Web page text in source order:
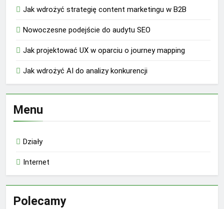
Jak wdrożyć strategię content marketingu w B2B
Nowoczesne podejście do audytu SEO
Jak projektować UX w oparciu o journey mapping
Jak wdrożyć AI do analizy konkurencji
Menu
Działy
Internet
Polecamy